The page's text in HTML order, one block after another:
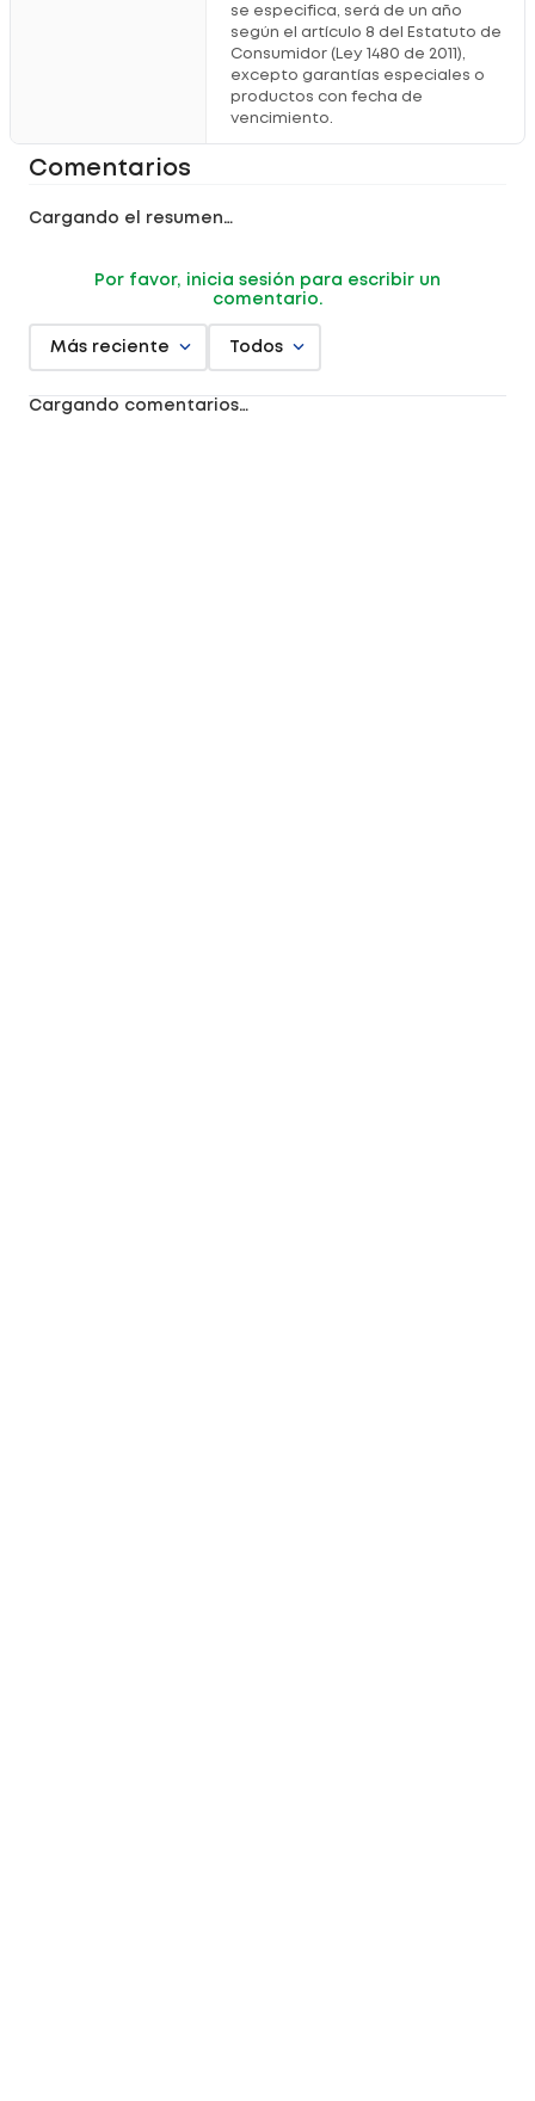
se especifica, será de un año
según el artículo 8 del Estatuto de
Consumidor (Ley 1480 de 2011),
excepto garantías especiales o
productos con fecha de
vencimiento.
Comentarios
Cargando el resumen…
Por favor, inicia sesión para escribir un
comentario.
Más reciente Todos
Cargando comentarios…